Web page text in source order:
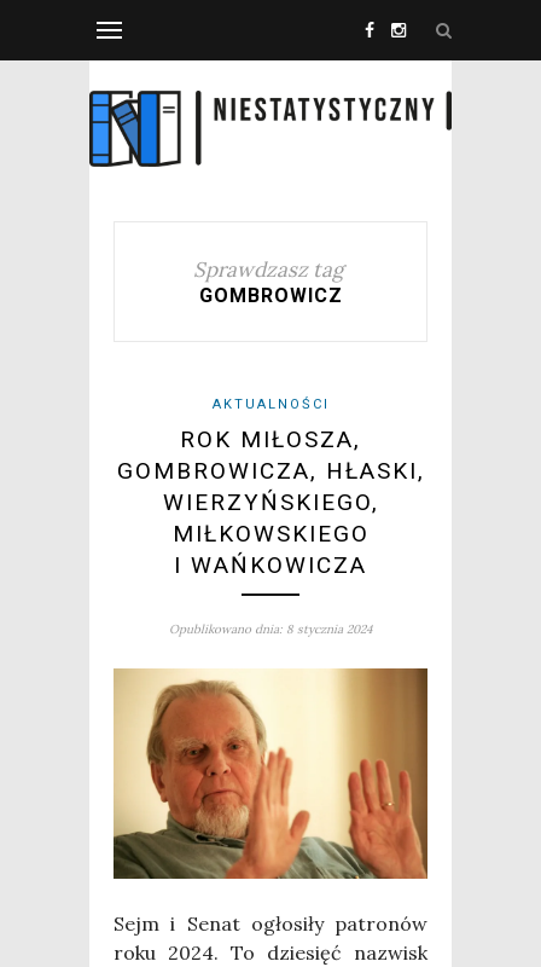
Sprawdzasz tag
GOMBROWICZ
AKTUALNOŚCI
ROK MIŁOSZA,
GOMBROWICZA, HŁASKI,
WIERZYŃSKIEGO,
MIŁKOWSKIEGO
I WAŃKOWICZA
Opublikowano dnia: 8 stycznia 2024
Sejm i Senat ogło­si­ły patro­nów
roku 2024. To dzie­sięć nazwisk